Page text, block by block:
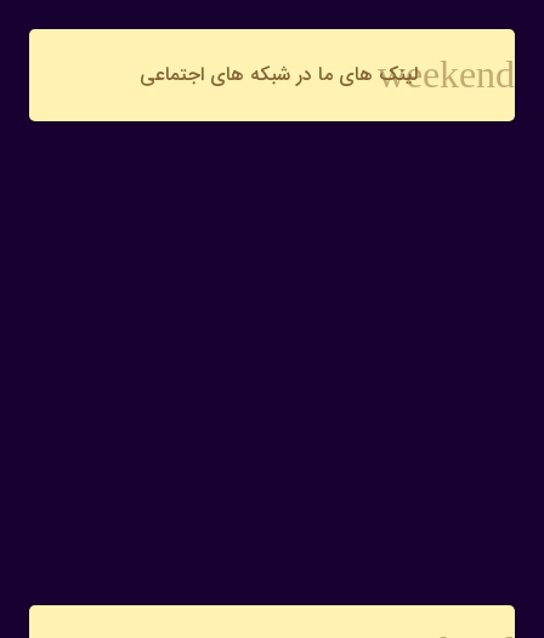
weekendلینک های ما در شبکه های اجتماعی